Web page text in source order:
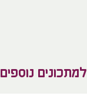
למתכונים נוספים